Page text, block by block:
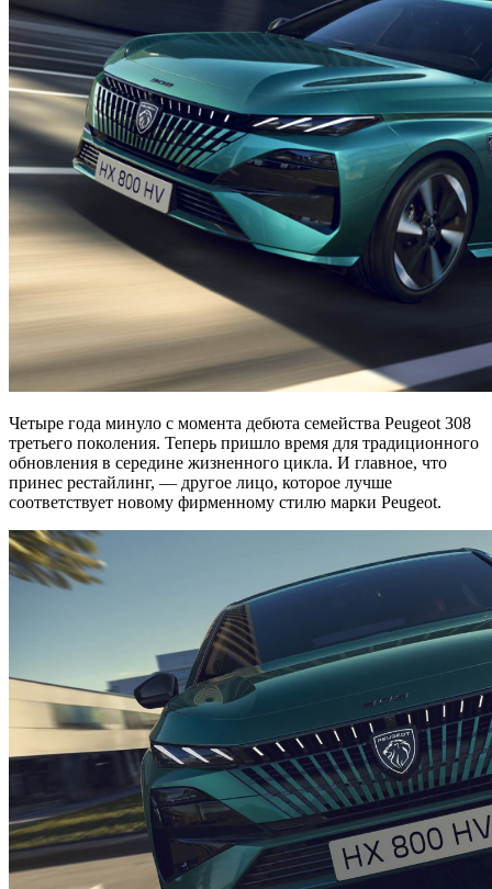
Четыре года минуло с момента дебюта семейства Peugeot 308
третьего поколения. Теперь пришло время для традиционного
обновления в середине жизненного цикла. И главное, что
принес рестайлинг, — другое лицо, которое лучше
соответствует новому фирменному стилю марки Peugeot.